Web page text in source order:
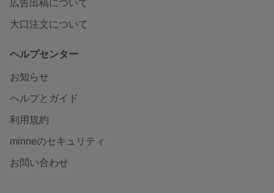
広告出稿について
大口注文について
ヘルプセンター
お知らせ
ヘルプとガイド
利用規約
minneのセキュリティ
お問い合わせ